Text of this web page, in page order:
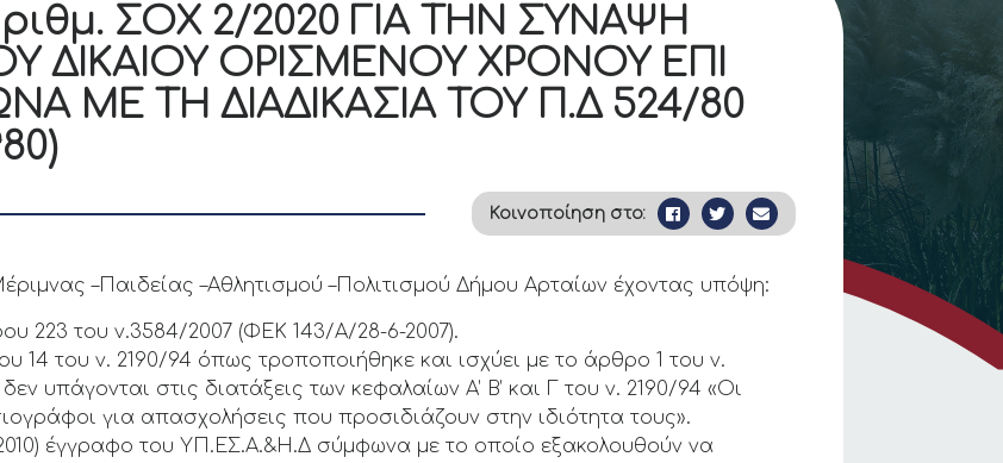
ΣΟΧ 2/2020 ΓΙΑ ΤΗΝ ΣΥΝΑΨΗ
ΔΙΚΑΙΟΥ ΟΡΙΣΜΕΝΟΥ ΧΡΟΝΟΥ ΕΠΙ
ΜΕ ΤΗ ΔΙΑΔΙΚΑΣΙΑ ΤΟΥ Π.Δ 524/80
Κοινοποίηση στο:
–Παιδείας –Αθλητισμού –Πολιτισμού Δήμου Αρταίων έχοντας υπόψη:
223 του ν.3584/2007 (ΦΕΚ 143/Α/28-6-2007).
14 του ν. 2190/94 όπως τροποποιήθηκε και ισχύει με το άρθρο 1 του ν.
υπάγονται στις διατάξεις των κεφαλαίων Α’ Β’ και Γ του ν. 2190/94 «Οι
για απασχολήσεις που προσιδιάζουν στην ιδιότητα τους».
έγγραφο του ΥΠ.ΕΣ.Α.&Η.Δ σύμφωνα με το οποίο εξακολουθούν να